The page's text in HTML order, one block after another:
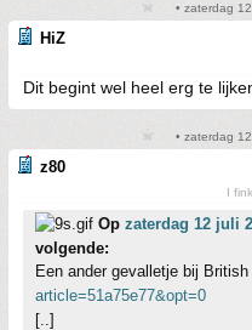
• zaterdag
HiZ
Dit begint wel heel erg te
• zaterdag
z80
I
Op zaterdag 12 juli
volgende:
Een ander gevalletje bij British
article=51a75e77&opt=0
[..]